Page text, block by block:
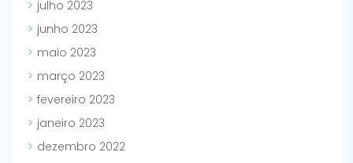
julho 2023
junho 2023
maio 2023
março 2023
fevereiro 2023
janeiro 2023
dezembro 2022